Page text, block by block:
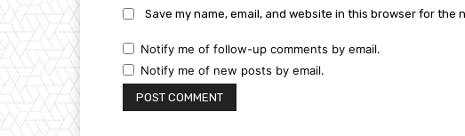
Save my name, email, and website in this browser for the
Notify me of follow-up comments by email.
Notify me of new posts by email.